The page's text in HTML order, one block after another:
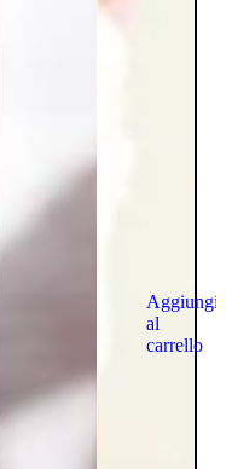
Aggiungi
al
carrello